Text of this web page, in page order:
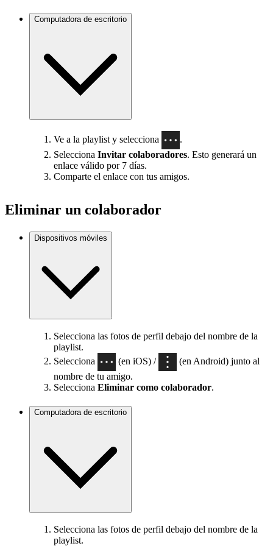
Computadora de escritorio
Ve a la playlist y selecciona
.
Selecciona Invitar colaboradores. Esto generará un
enlace válido por 7 días.
Comparte el enlace con tus amigos.
Eliminar un colaborador
Dispositivos móviles
Selecciona las fotos de perfil debajo del nombre de la
playlist.
Selecciona
(en iOS) /
(en Android) junto al
nombre de tu amigo.
Selecciona Eliminar como colaborador.
Computadora de escritorio
Selecciona las fotos de perfil debajo del nombre de la
playlist.